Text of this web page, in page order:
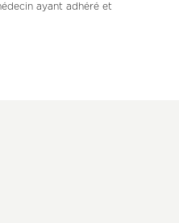
ayant adhéré et